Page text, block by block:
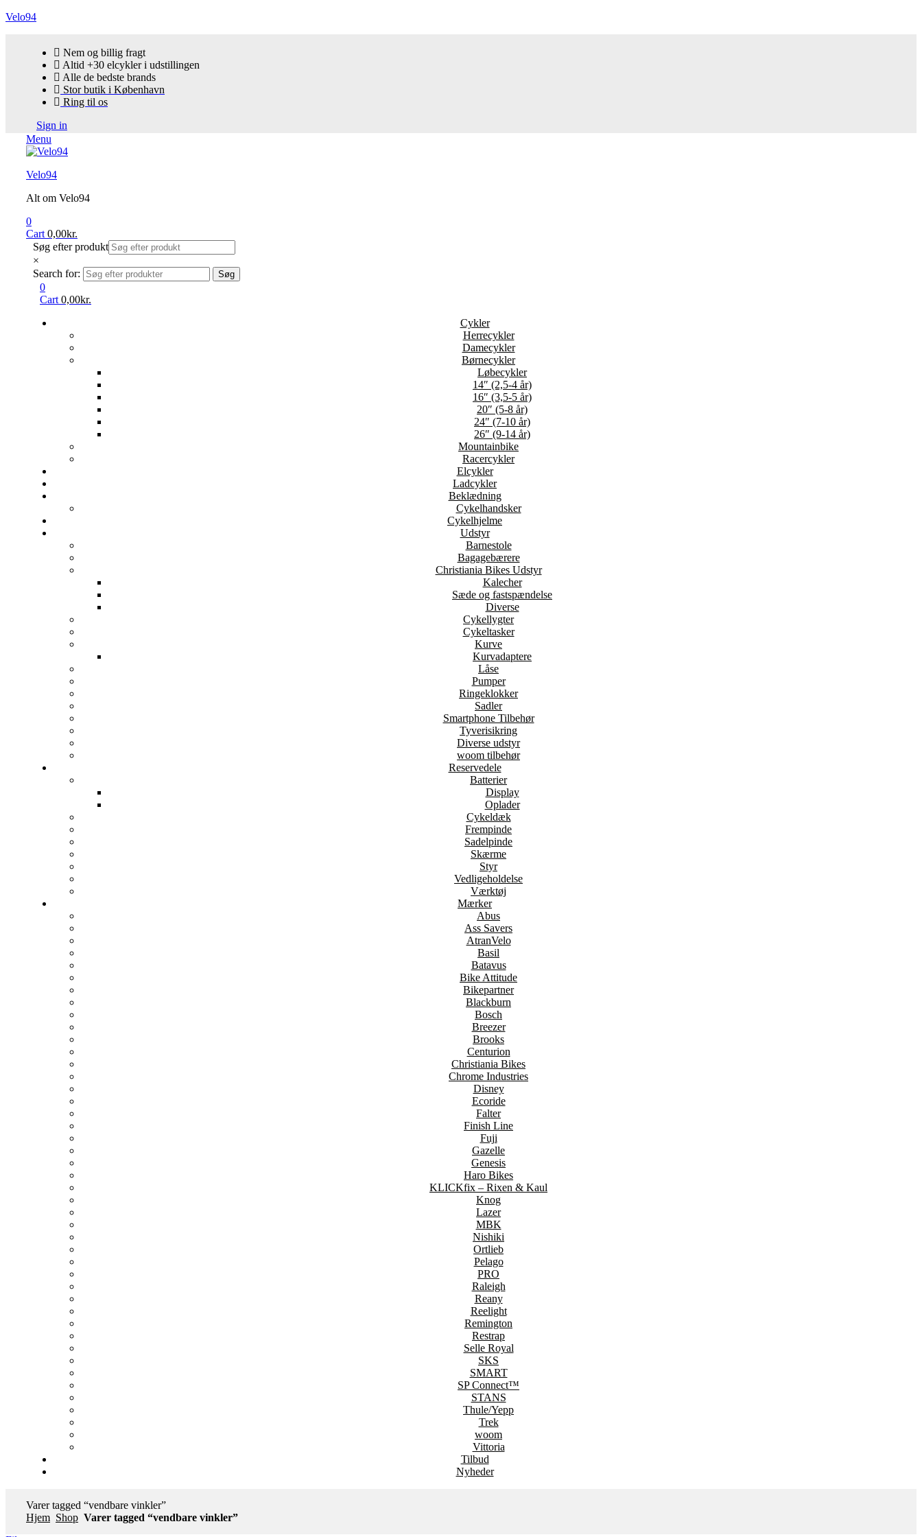
Velo94
Nem og billig fragt
Altid +30 elcykler i udstillingen
Alle de bedste brands
Stor butik i København
Ring til os
Sign in
Menu
Velo94
Alt om Velo94
0
Cart 0,00kr.
Søg efter produkt
×
Search for:
Søg
0
Cart 0,00kr.
Cykler
Herrecykler
Damecykler
Børnecykler
Løbecykler
14″ (2,5-4 år)
16″ (3,5-5 år)
20″ (5-8 år)
24″ (7-10 år)
26″ (9-14 år)
Mountainbike
Racercykler
Elcykler
Ladcykler
Beklædning
Cykelhandsker
Cykelhjelme
Udstyr
Barnestole
Bagagebærere
Christiania Bikes Udstyr
Kalecher
Sæde og fastspændelse
Diverse
Cykellygter
Cykeltasker
Kurve
Kurvadaptere
Låse
Pumper
Ringeklokker
Sadler
Smartphone Tilbehør
Tyverisikring
Diverse udstyr
woom tilbehør
Reservedele
Batterier
Display
Oplader
Cykeldæk
Frempinde
Sadelpinde
Skærme
Styr
Vedligeholdelse
Værktøj
Mærker
Abus
Ass Savers
AtranVelo
Basil
Batavus
Bike Attitude
Bikepartner
Blackburn
Bosch
Breezer
Brooks
Centurion
Christiania Bikes
Chrome Industries
Disney
Ecoride
Falter
Finish Line
Fuji
Gazelle
Genesis
Haro Bikes
KLICKfix – Rixen & Kaul
Knog
Lazer
MBK
Nishiki
Ortlieb
Pelago
PRO
Raleigh
Reany
Reelight
Remington
Restrap
Selle Royal
SKS
SMART
SP Connect™
STANS
Thule/Yepp
Trek
woom
Vittoria
Tilbud
Nyheder
Varer tagged “vendbare vinkler”
Hjem Shop Varer tagged “vendbare vinkler”